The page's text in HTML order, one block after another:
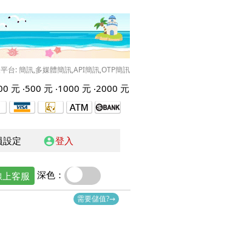
台: 簡訊,多媒體簡訊,API簡訊,OTP簡訊
元 ‧500 元 ‧1000 元 ‧2000 元
設定 account_circle登入
客服 深色：
需要儲值?→